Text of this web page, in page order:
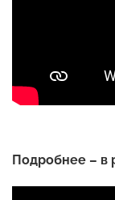
Подробнее – в